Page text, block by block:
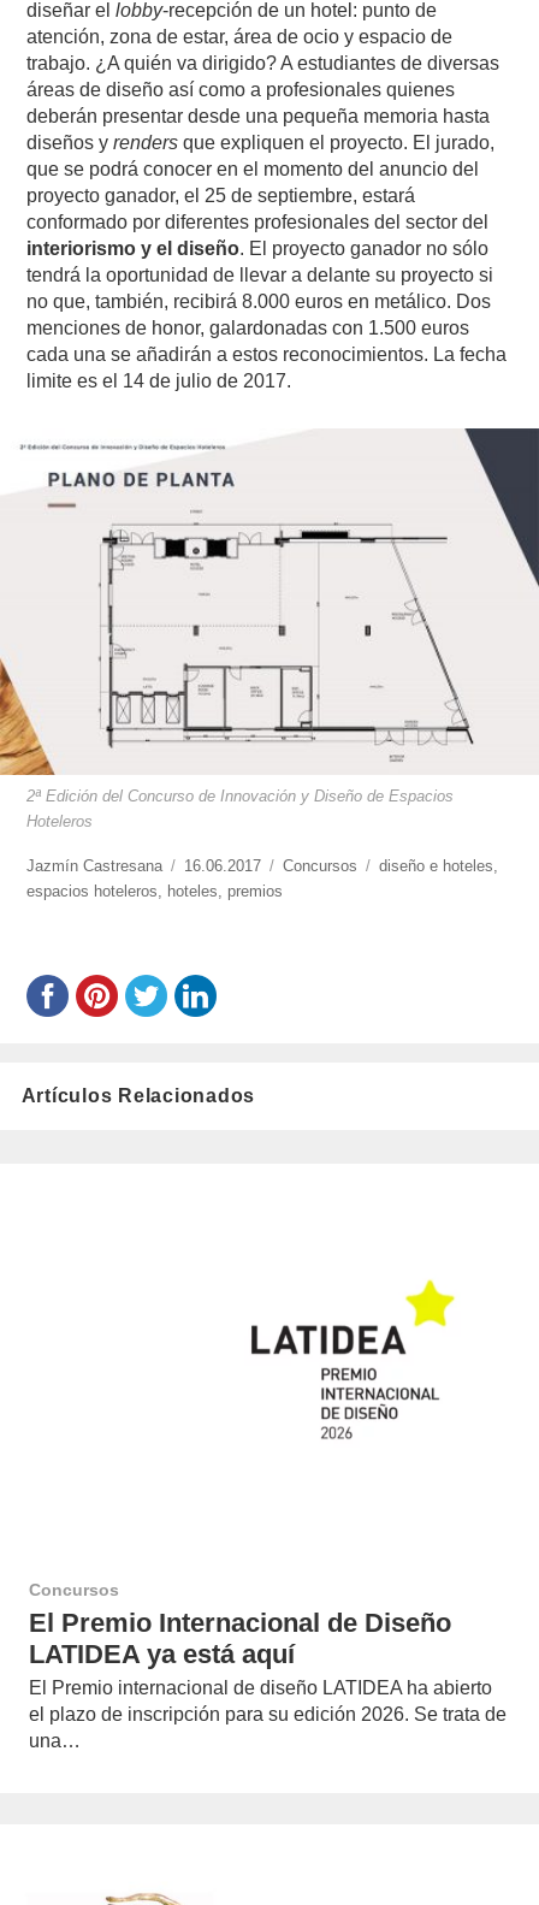
diseñar el lobby-recepción de un hotel: punto de
atención, zona de estar, área de ocio y espacio de
trabajo. ¿A quién va dirigido? A estudiantes de diversas
áreas de diseño así como a profesionales quienes
deberán presentar desde una pequeña memoria hasta
diseños yrenders que expliquen el proyecto. El jurado,
que se podrá conocer en el momento del anuncio del
proyecto ganador, el 25 de septiembre, estará
conformado por diferentes profesionales del sector del
interiorismo y el diseño. El proyecto ganador no sólo
tendrá la oportunidad de llevar a delante su proyecto si
no que, también, recibirá 8.000 euros en metálico. Dos
menciones de honor, galardonadas con 1.500 euros
cada una se añadirán a estos reconocimientos. La fecha
limite es el 14 de julio de 2017.
2ª Edición del Concurso de Innovación y Diseño de Espacios
Hoteleros
https://www.experimenta.es/author/jazmin-
castresana/
Jazmín Castresana
Publicado
el
16.06.2017 Categorías
Concursos Etiquetas
diseño e hoteles
espacios hoteleros
hoteles premios
Artículos Relacionados
Concursos
El Premio Internacional de Diseño
LATIDEA ya está aquí
El Premio internacional de diseño LATIDEA ha abierto
el plazo de inscripción para su edición 2026. Se trata de
una…